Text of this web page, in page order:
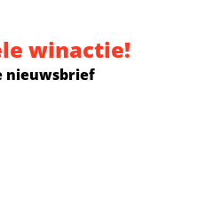
winactie!
nieuwsbrief